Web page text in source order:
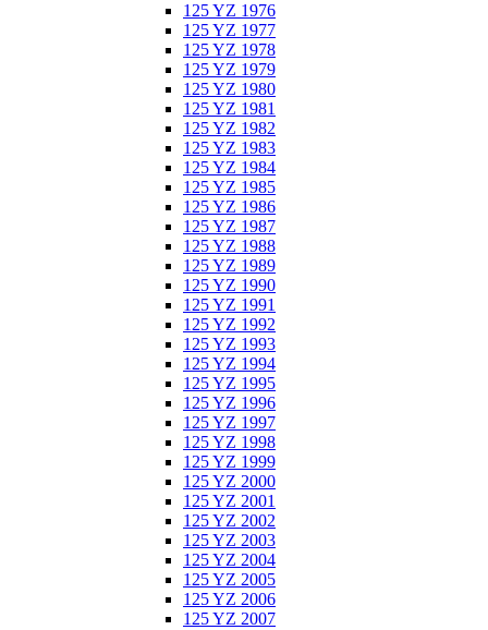
125 YZ 1976
125 YZ 1977
125 YZ 1978
125 YZ 1979
125 YZ 1980
125 YZ 1981
125 YZ 1982
125 YZ 1983
125 YZ 1984
125 YZ 1985
125 YZ 1986
125 YZ 1987
125 YZ 1988
125 YZ 1989
125 YZ 1990
125 YZ 1991
125 YZ 1992
125 YZ 1993
125 YZ 1994
125 YZ 1995
125 YZ 1996
125 YZ 1997
125 YZ 1998
125 YZ 1999
125 YZ 2000
125 YZ 2001
125 YZ 2002
125 YZ 2003
125 YZ 2004
125 YZ 2005
125 YZ 2006
125 YZ 2007